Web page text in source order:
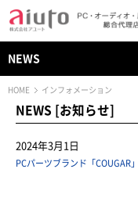
NEWS
HOME インフォメーション
NEWS [お知らせ]
2024年3月1日
PCパーツブランド「COUGAR